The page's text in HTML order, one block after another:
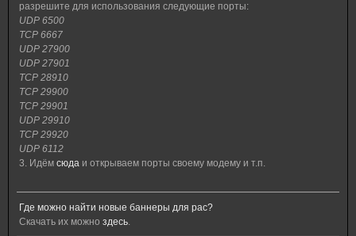
разрешите для использования следующие порты:
UDP 6500
TCP 6667
UDP 27900
UDP 27901
TCP 28910
TCP 29900
TCP 29901
UDP 29910
TCP 29920
UDP 6112
3. Идём сюда и открываем порты своему модему и т.п.
Где можно найти новые баннеры для рас?
Скачать их можно здесь.